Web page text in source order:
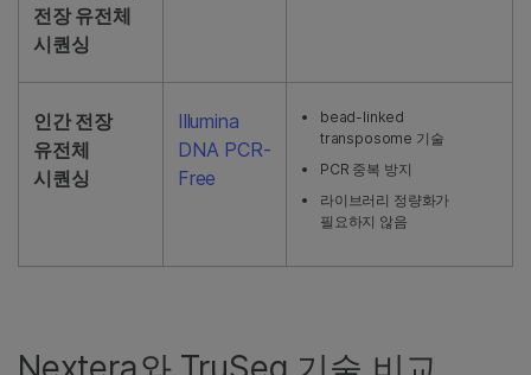
전장 유전체
시퀀싱
인간 전장
유전체
시퀀싱
Illumina
DNA PCR-
Free
bead-linked
transposome 기술
PCR 중복 방지
라이브러리 정량화가
필요하지 않음